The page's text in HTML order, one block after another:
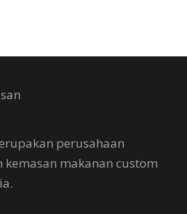
perusahaan
makanan custom